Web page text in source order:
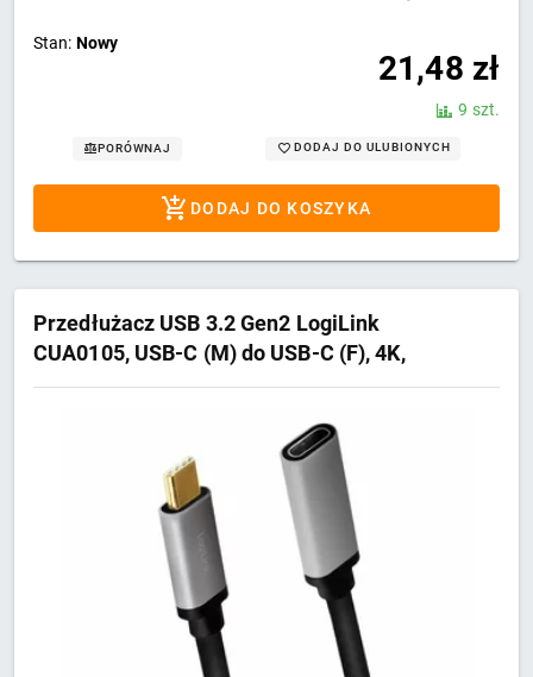
Stan: Nowy
21,48 zł
9 szt.
PORÓWNAJ DODAJ DO ULUBIONYCH
DODAJ DO KOSZYKA
Przedłużacz USB 3.2 Gen2 LogiLink
CUA0105, USB-C (M) do USB-C (F), 4K,
0,5m